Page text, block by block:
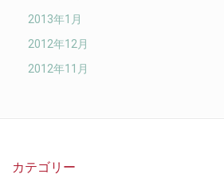
2013年1月
2012年12月
2012年11月
カテゴリー